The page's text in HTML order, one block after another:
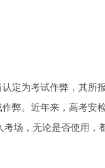
为考试作弊，其所
弊。近年来，高考安
场，无论是否使用，